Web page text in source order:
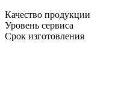
Качество продукции
Уровень сервиса
Срок изготовления